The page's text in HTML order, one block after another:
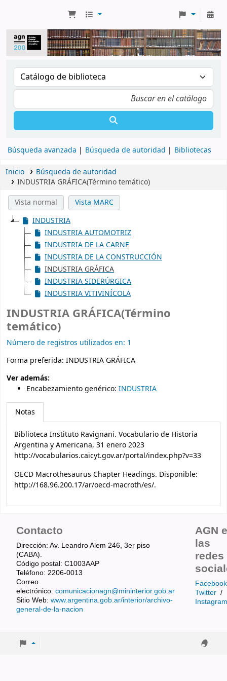
Búsqueda avanzada Búsqueda de autoridad Bibliotecas
Inicio
Búsqueda de autoridad
INDUSTRIA GRÁFICA(Término temático)
Vista normal
Vista MARC
INDUSTRIA
INDUSTRIA AUTOMOTRIZ
INDUSTRIA DE LA CARNE
INDUSTRIA DE LA CONSTRUCCIÓN
INDUSTRIA GRÁFICA
INDUSTRIA SIDERÚRGICA
INDUSTRIA VITIVINÍCOLA
INDUSTRIA GRÁFICA(Término
temático)
Número de registros utilizados en: 1
Forma preferida: INDUSTRIA GRÁFICA
Ver además:
Encabezamiento genérico: INDUSTRIA
Notas
Biblioteca Instituto Ravignani. Vocabulario de Historia
Argentina y Americana, 31 enero 2023
http://vocabularios.caicyt.gov.ar/portal/index.php?v=33
OECD Macrothesaurus Chapter Headings. Disponible:
http://168.96.200.17/ar/oecd-macroth/es/.
Contacto
Dirección: Av. Leandro Alem 246, 3er piso
(CABA).
Código postal: C1003AAP
Teléfono: 2206-0013
Correo
electrónico: comunicacionagn@mininterior.gob.ar
Sitio Web: www.argentina.gob.ar/interior/archivo-
general-de-la-nacion
AGN
las
redes
Facebook
Twitter /
Instagram